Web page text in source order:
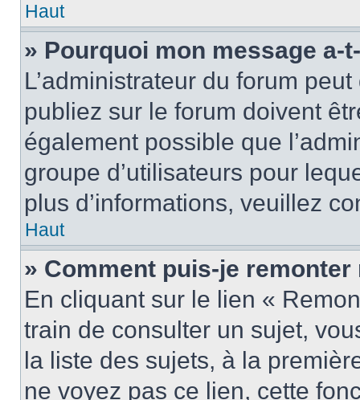
Haut
» Pourquoi mon message a-
L’administrateur du forum
publiez sur le forum doivent
également possible que
groupe d’utilisateurs pour
plus d’informations, veuillez
Haut
» Comment puis-je
En cliquant sur le lien «
train de consulter un sujet,
la liste des sujets, à la
ne voyez pas ce lien, cette